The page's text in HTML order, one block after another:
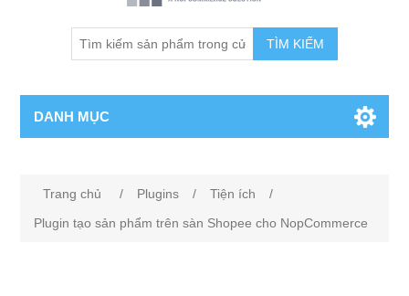
TÌM KIẾM
DANH MỤC
Trang chủ / Plugins / Tiện ích
/
Plugin tạo sản phẩm trên sàn Shopee cho NopCommerce